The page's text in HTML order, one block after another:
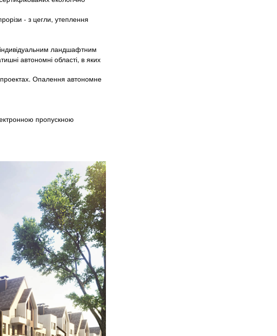
- з цегли, утеплення
індивідуальним ландшафтним
автономні області, в яких
проектах. Опалення автономне
пропускною